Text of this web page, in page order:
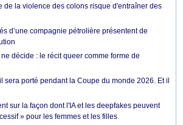
de la violence des colons risque d'entraîner des
d’une compagnie pétrolière présentent de
décide : le récit queer comme forme de
sera porté pendant la Coupe du monde 2026. Et il
sur la façon dont l'IA et les deepfakes peuvent
» pour les femmes et les filles